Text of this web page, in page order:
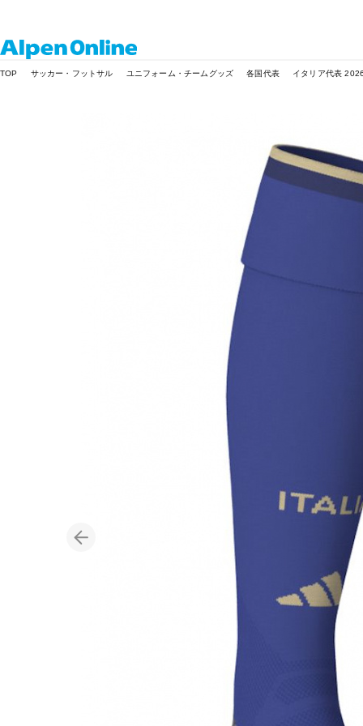
Online
TOP サッカー・フットサル ユニフォーム・チームグッズ 各国代表 イタリア代表